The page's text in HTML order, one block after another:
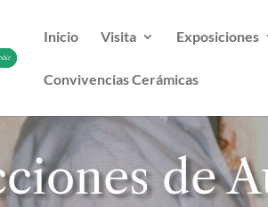
Inicio Visita Exposiciones
Convivencias Cerámicas
de